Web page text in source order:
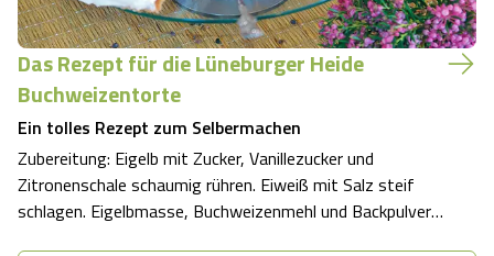
Das Rezept für die Lüneburger Heide
Buchweizentorte
Ein tolles Rezept zum Selbermachen
Zubereitung: Eigelb mit Zucker, Vanillezucker und
Zitronenschale schaumig rühren. Eiweiß mit Salz steif
schlagen. Eigelbmasse, Buchweizenmehl und Backpulver